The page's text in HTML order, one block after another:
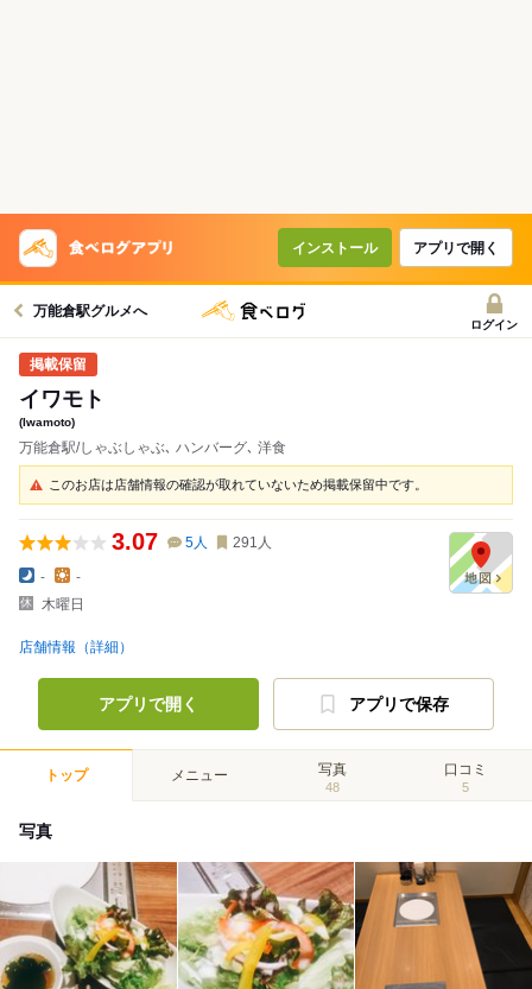
インストール アプリで開く
万能倉駅グルメへ
ログイン
イワモト
(Iwamoto)
万能倉駅/しゃぶしゃぶ､ ハンバーグ､ 洋食
このお店は店舗情報の確認が取れていないため掲載保留中です。
3.07 5人 291 人
-
-
木曜日
店舗情報（詳細）
アプリで開く アプリで保存
トップ メニュー 写真
48
口コミ
5
写真